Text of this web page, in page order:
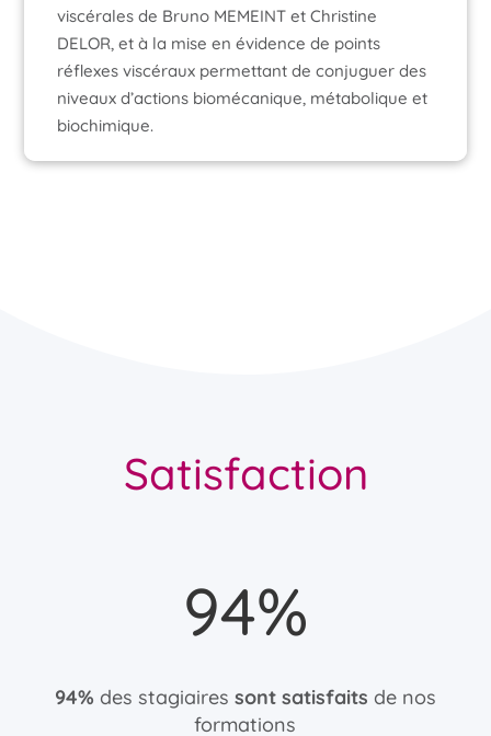
viscérales de Bruno MEMEINT et Christine
DELOR, et à la mise en évidence de points
réflexes viscéraux permettant de conjuguer des
niveaux d’actions biomécanique, métabolique et
biochimique.
Satisfaction
94%
94% des stagiaires sont satisfaits de nos
formations​